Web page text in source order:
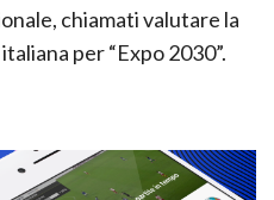
chiamati valutare la
per “Expo 2030”.